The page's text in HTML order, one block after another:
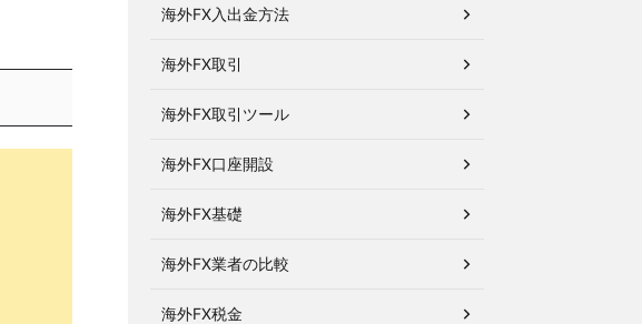
海外FX入出金方法
海外FX取引
海外FX取引ツール
海外FX口座開設
海外FX基礎
海外FX業者の比較
海外FX税金